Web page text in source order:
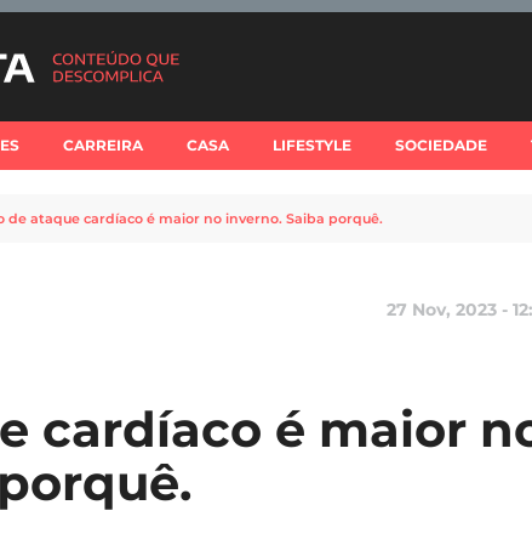
CARREIRA CASA LIFESTYLE SOCIEDADE
de ataque cardíaco é maior no inverno. Saiba porquê.
27 Nov, 2023 -
cardíaco é maior